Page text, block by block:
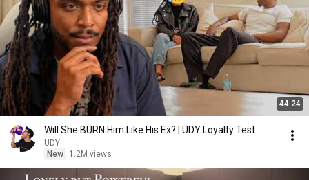
44:24
Will She BURN Him Like His Ex? | UDY Loyalty Test
UDY
New
1.2M views